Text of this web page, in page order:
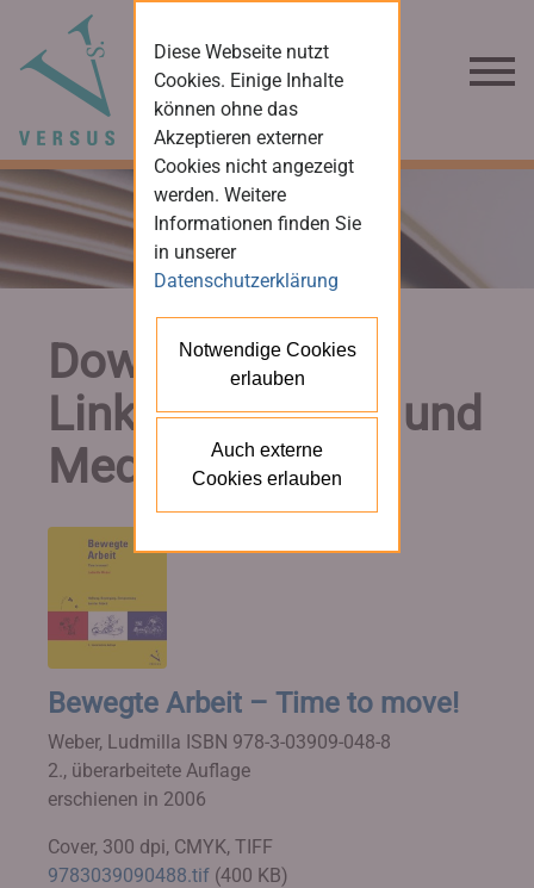
Downloads und
Links für Presse und
Medien
Bewegte Arbeit – Time to move!
Weber, Ludmilla ISBN 978-3-03909-048-8
2., überarbeitete Auflage
erschienen in 2006
Cover, 300 dpi, CMYK, TIFF
9783039090488.tif (400 KB)
Diese Webseite nutzt
Cookies. Einige Inhalte
können ohne das
Akzeptieren externer
Cookies nicht angezeigt
werden. Weitere
Informationen finden Sie
in unserer
Datenschutzerklärung
Notwendige Cookies
erlauben
Auch externe
Cookies erlauben